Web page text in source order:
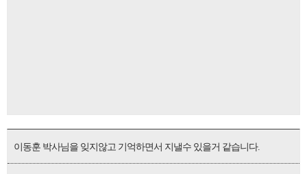
이동훈 박사님을 잊지않고 기억하면서 지낼수 있을거 같습니다.